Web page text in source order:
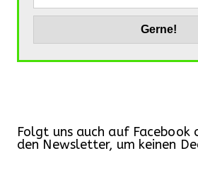
Folgt uns auch auf Facebook
den Newsletter, um keinen